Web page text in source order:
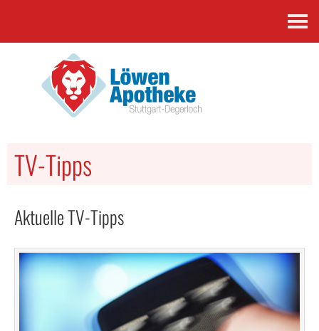
TV-Tipps
Aktuelle TV-Tipps